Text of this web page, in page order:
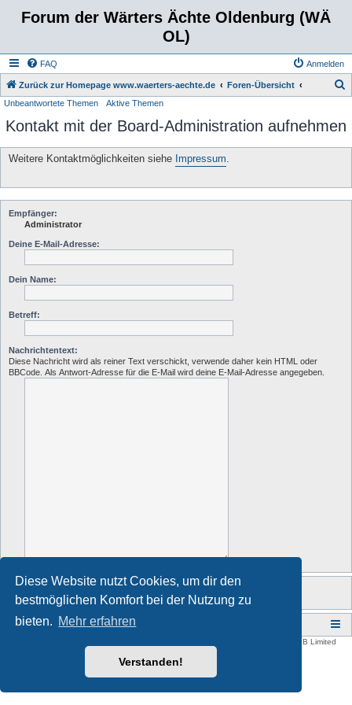
Diese Website nutzt Cookies, um dir den
bestmöglichen Komfort bei der Nutzung zu
bieten. Mehr erfahren
Verstanden!
Forum der Wärters Ächte Oldenburg (WÄ
OL)
FAQ Anmelden
Zurück zur Homepage www.waerters-aechte.de Foren-Übersicht
Unbeantwortete Themen Aktive Themen
Kontakt mit der Board-Administration aufnehmen
Weitere Kontaktmöglichkeiten siehe Impressum.
Empfänger:
Administrator
Deine E-Mail-Adresse:
Dein Name:
Betreff:
Nachrichtentext:
Diese Nachricht wird als reiner Text verschickt, verwende daher kein HTML oder
BBCode. Als Antwort-Adresse für die E-Mail wird deine E-Mail-Adresse angegeben.
Zurück zur Homepage www.waerters-aechte.de
® Forum Software © phpBB Limited
phpBB.de